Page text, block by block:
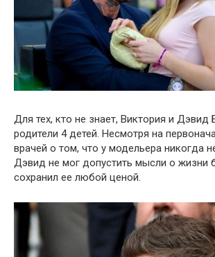
Для тех, кто не знает, Виктория и
родители 4 детей. Несмотря на
врачей о том, что у модельера никогда
Дэвид не мог допустить мысли о жизни
сохранил ее любой ценой.